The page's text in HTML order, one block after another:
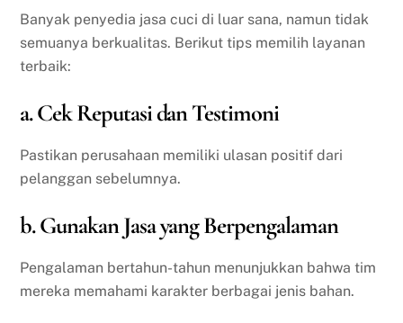
Banyak penyedia jasa cuci di luar sana, namun tidak
semuanya berkualitas. Berikut tips memilih layanan
terbaik:
a. Cek Reputasi dan Testimoni
Pastikan perusahaan memiliki ulasan positif dari
pelanggan sebelumnya.
b. Gunakan Jasa yang Berpengalaman
Pengalaman bertahun-tahun menunjukkan bahwa tim
mereka memahami karakter berbagai jenis bahan.